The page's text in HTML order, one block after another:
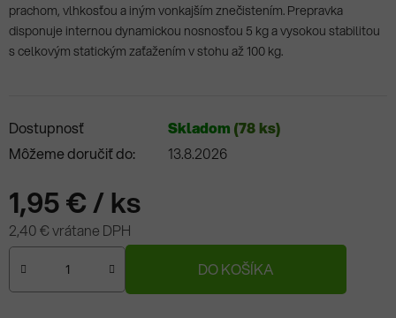
prachom, vlhkosťou a iným vonkajším znečistením. Prepravka
disponuje internou dynamickou nosnosťou 5 kg a vysokou stabilitou
s celkovým statickým zaťažením v stohu až 100 kg.
Dostupnosť Skladom (78 ks)
Môžeme doručiť do:
13.8.2026
1,95 €/ ks
2,40 € vrátane DPH
DO KOŠÍKA